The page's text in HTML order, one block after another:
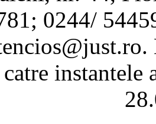
0244/
instantele